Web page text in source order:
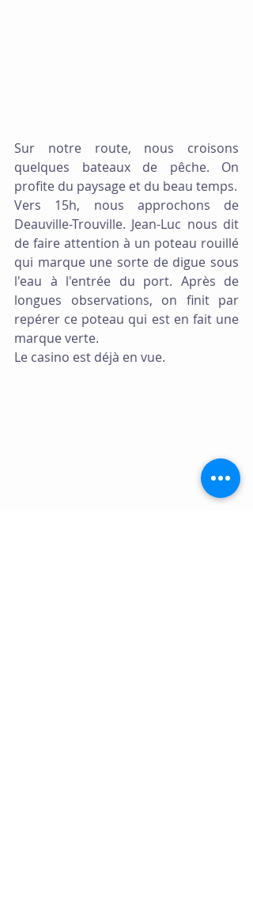
Sur notre route, nous croisons
quelques bateaux de pêche. On
profite du paysage et du beau temps.
Vers 15h, nous approchons de
Deauville-Trouville. Jean-Luc nous dit
de faire attention à un poteau rouillé
qui marque une sorte de digue sous
l'eau à l'entrée du port. Après de
longues observations, on finit par
repérer ce poteau qui est en fait une
marque verte.
Le casino est déjà en vue.